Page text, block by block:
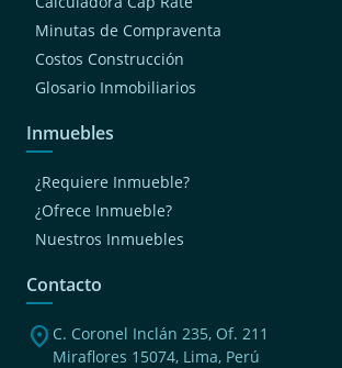
Minutas de Compraventa
Costos Construcción
Glosario Inmobiliarios
Inmuebles
¿Requiere Inmueble?
¿Ofrece Inmueble?
Nuestros Inmuebles
Contacto
location_on C. Coronel Inclán 235, Of. 211
Miraflores 15074, Lima, Perú